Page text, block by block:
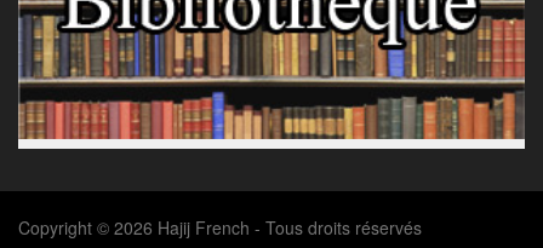
Copyright © 2026 Hajij French - Tous droits réservés